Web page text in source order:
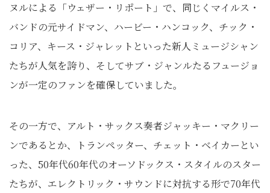
ヌルによる「ウェザー・リポート」で、同じくマイルス・
バンドの元サイドマン、ハービー・ハンコック、チック・
コリア、キース・ジャレットといった新人ミュージシャン
たちが人気を誇り、そしてサブ・ジャンルたるフュージョ
ンが一定のファンを確保していました。
その一方で、アルト・サックス奏者ジャッキー・マクリー
ンであるとか、トランペッター、チェット・ベイカーとい
った、50年代60年代のオーソドックス・スタイルのスター
たちが、エレクトリック・サウンドに対抗する形で70年代